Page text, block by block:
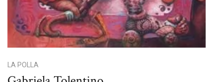
LA POLLA